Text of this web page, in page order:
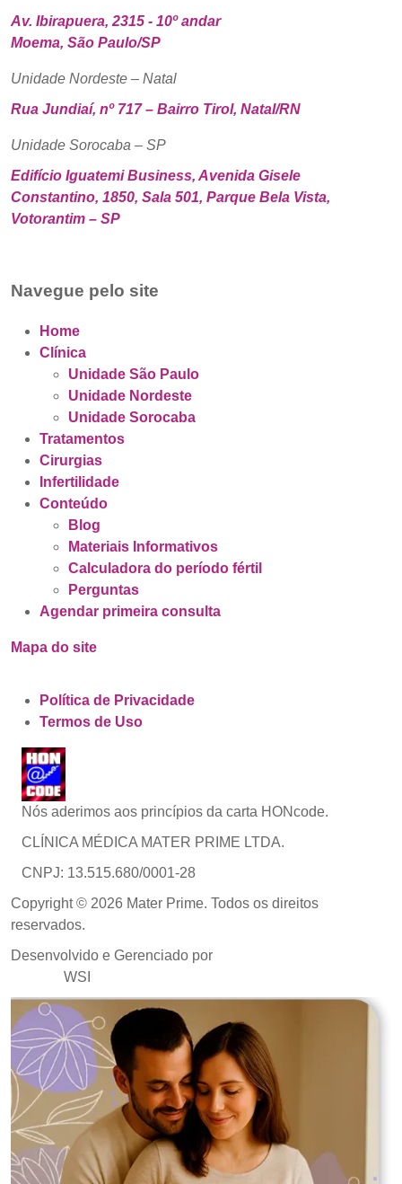
Av. Ibirapuera, 2315 - 10º andar
Moema, São Paulo/SP
Unidade Nordeste – Natal
Rua Jundiaí, nº 717 – Bairro Tirol, Natal/RN
Unidade Sorocaba – SP
Edifício Iguatemi Business, Avenida Gisele
Constantino, 1850, Sala 501, Parque Bela Vista,
Votorantim – SP
Navegue pelo site
Home
Clínica
Unidade São Paulo
Unidade Nordeste
Unidade Sorocaba
Tratamentos
Cirurgias
Infertilidade
Conteúdo
Blog
Materiais Informativos
Calculadora do período fértil
Perguntas
Agendar primeira consulta
Mapa do site
Política de Privacidade
Termos de Uso
Nós aderimos aos princípios da carta HONcode.
CLÍNICA MÉDICA MATER PRIME LTDA.
CNPJ: 13.515.680/0001-28
Copyright © 2026 Mater Prime. Todos os direitos
reservados.
Desenvolvido e Gerenciado por
WSI